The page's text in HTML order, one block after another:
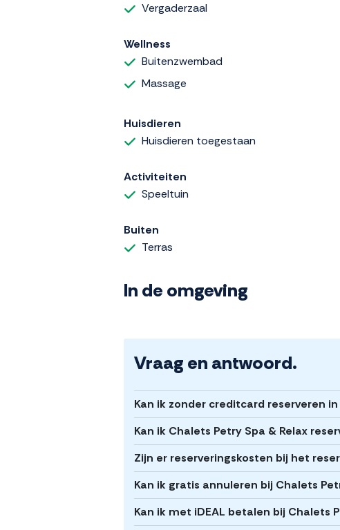
Vergaderzaal
Wellness
Buitenzwembad
Massage
Huisdieren
Huisdieren toegestaan
Activiteiten
Speeltuin
Buiten
Terras
In de omgeving
Vraag en antwoord.
Kan ik zonder creditcard reserveren
Kan ik Chalets Petry Spa & Relax
Zijn er reserveringskosten bij het
Kan ik gratis annuleren bij Chalets
Kan ik met iDEAL betalen bij Chalets